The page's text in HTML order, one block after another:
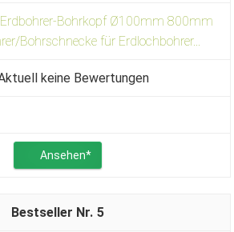
Bohrkopf Ø100mm 800mm
Bohrschnecke für Erdlochbohrer...
keine Bewertungen
Ansehen*
5